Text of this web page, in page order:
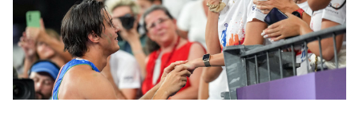
SHOP
CALENDARIO